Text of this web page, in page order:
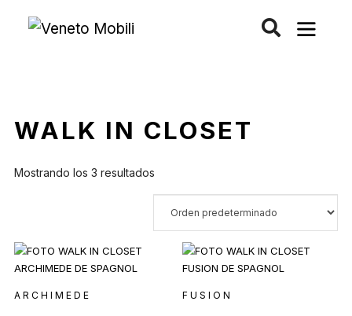
WALK IN CLOSET
Mostrando los 3 resultados
ARCHIMEDE FUSION